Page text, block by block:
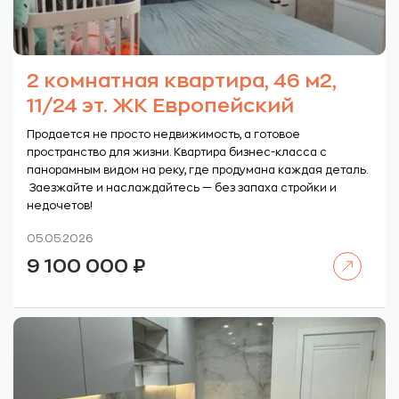
2 комнатная квартира, 46 м2,
11/24 эт. ЖК Европейский
Продается не просто недвижимость, а готовое
пространство для жизни. Квартира бизнес-класса с
панорамным видом на реку, где продумана каждая деталь.
Заезжайте и наслаждайтесь — без запаха стройки и
недочетов!
05.05.2026
9 100 000 ₽